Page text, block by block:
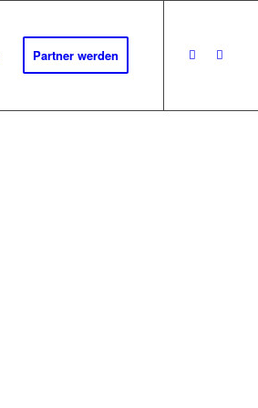
Partner werden